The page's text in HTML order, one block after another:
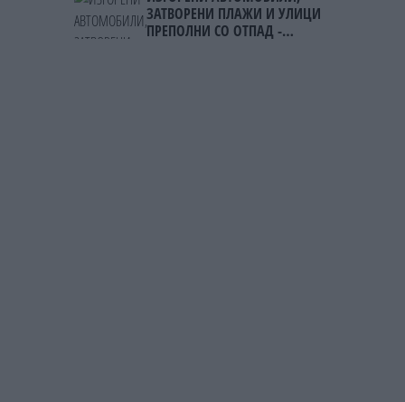
ЗАТВОРЕНИ ПЛАЖИ И УЛИЦИ
ПРЕПОЛНИ СО ОТПАД -